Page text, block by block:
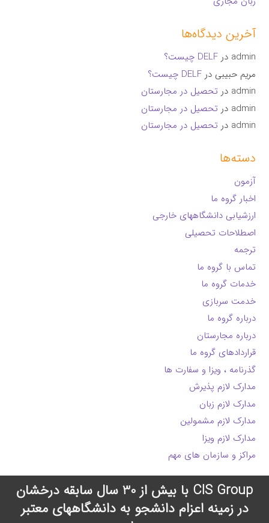
آخرین دیدگاه‌ها
admin درDELF چیست؟
مریم حبیبی درDELF چیست؟
admin در تحصیل در مجارستان
admin در تحصیل در مجارستان
admin در تحصیل در مجارستان
دسته‌ها
آزمون
اخبار گروه ما
ارزشیابی دانشگاههای خارجی
اصطلاحات تحصیلی
ترجمه
تماس با گروه ما
خدمات گروه ما
خدمت سربازی
درباره گروه ما
درباره مجارستان
قراردادهای گروه ما
گذرنامه ، ویزا و سفارت ها
مدارک لازم پذیرش
مدارک لازم زبان
مدارک لازم مشمولین
مدارک لازم ویزا
مراکز و سازمان های مهم
CIS Group با بیش از 30 سال سابقه درخشان
در زمینه اعزام دانشجو به دانشگاههای معتبر